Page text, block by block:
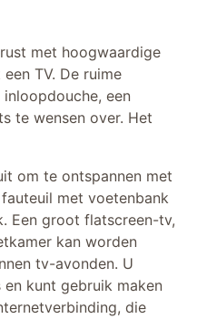
met hoogwaardige
TV. De ruime
een
te wensen over. Het
om te ontspannen met
met voetenbank
Een groot flatscreen-tv,
kan worden
tv-avonden. U
kunt gebruik maken
die